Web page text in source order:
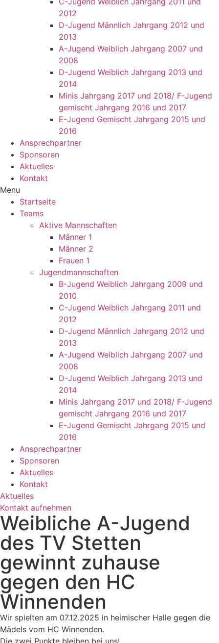
2012
D-Jugend Männlich Jahrgang 2012 und
2013
A-Jugend Weiblich Jahrgang 2007 und
2008
D-Jugend Weiblich Jahrgang 2013 und
2014
Minis Jahrgang 2017 und 2018/ F-Jugend
gemischt Jahrgang 2016 und 2017
E-Jugend Gemischt Jahrgang 2015 und
2016
Ansprechpartner
Sponsoren
Aktuelles
Kontakt
Menu
Startseite
Teams
Aktive Mannschaften
Männer 1
Männer 2
Frauen 1
Jugendmannschaften
B-Jugend Weiblich Jahrgang 2009 und
2010
C-Jugend Weiblich Jahrgang 2011 und
2012
D-Jugend Männlich Jahrgang 2012 und
2013
A-Jugend Weiblich Jahrgang 2007 und
2008
D-Jugend Weiblich Jahrgang 2013 und
2014
Minis Jahrgang 2017 und 2018/ F-Jugend
gemischt Jahrgang 2016 und 2017
E-Jugend Gemischt Jahrgang 2015 und
2016
Ansprechpartner
Sponsoren
Aktuelles
Kontakt
Aktuelles
Kontakt aufnehmen
Weibliche A-Jugend
des TV Stetten
gewinnt zuhause
gegen den HC
Winnenden
Wir spielten am 07.12.2025 in heimischer Halle gegen die
Mädels vom HC Winnenden.
Die zwei Punkte bleiben bei uns!